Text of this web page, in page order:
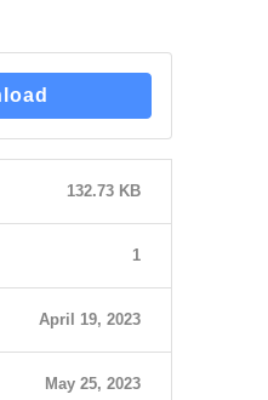
132.73 KB
1
April 19, 2023
May 25, 2023